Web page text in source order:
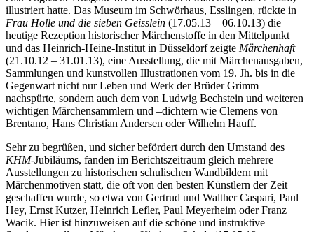
illustriert hatte. Das Museum im Schwörhaus, Esslingen, rückte in
Frau Holle und die sieben Geisslein (17.05.13 – 06.10.13) die
heutige Rezeption historischer Märchenstoffe in den Mittelpunkt
und das Heinrich-Heine-Institut in Düsseldorf zeigte Märchenhaft
(21.10.12 – 31.01.13), eine Ausstellung, die mit Märchenausgaben,
Sammlungen und kunstvollen Illustrationen vom 19. Jh. bis in die
Gegenwart nicht nur Leben und Werk der Brüder Grimm
nachspürte, sondern auch dem von Ludwig Bechstein und weiteren
wichtigen Märchensammlern und –dichtern wie Clemens von
Brentano, Hans Christian Andersen oder Wilhelm Hauff.
Sehr zu begrüßen, und sicher befördert durch den Umstand des
KHM-Jubiläums, fanden im Berichtszeitraum gleich mehrere
Ausstellungen zu historischen schulischen Wandbildern mit
Märchenmotiven statt, die oft von den besten Künstlern der Zeit
geschaffen wurde, so etwa von Gertrud und Walther Caspari, Paul
Hey, Ernst Kutzer, Heinrich Lefler, Paul Meyerheim oder Franz
Wacik. Hier ist hinzuweisen auf die schöne und instruktive